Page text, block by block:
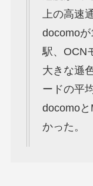
上の高速
docomo
駅、OCN
大きな遜
ードの平
docomo
かった。